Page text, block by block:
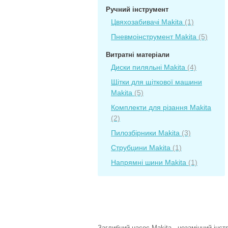
Ручний інструмент
Цвяхозабивачі Makita (1)
Пневмоінструмент Makita (5)
Витратні матеріали
Диски пиляльні Makita (4)
Щітки для щіткової машини
Makita (5)
Комплекти для різання Makita
(2)
Пилозбірники Makita (3)
Струбцини Makita (1)
Напрямні шини Makita (1)